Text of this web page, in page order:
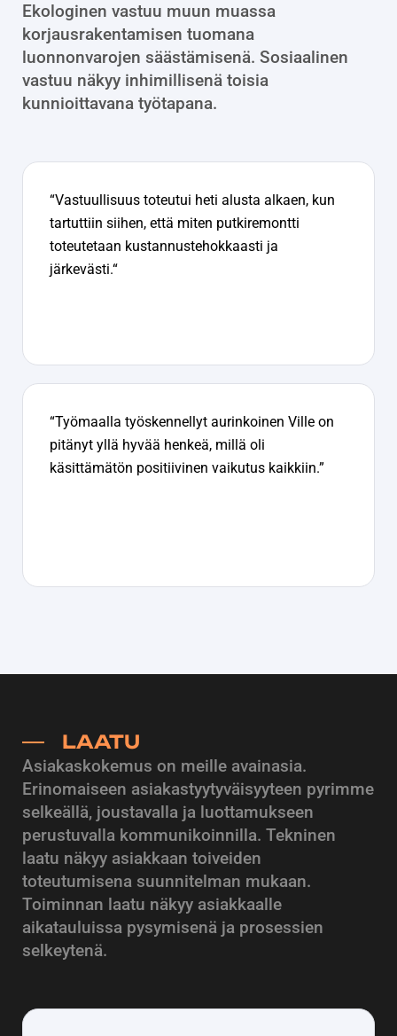
Ekologinen vastuu muun muassa
korjausrakentamisen tuomana
luonnonvarojen säästämisenä. Sosiaalinen
vastuu näkyy inhimillisenä toisia
kunnioittavana työtapana.
“Vastuullisuus toteutui heti alusta alkaen, kun
tartuttiin siihen, että miten putkiremontti
toteutetaan kustannustehokkaasti ja
järkevästi.“
“Työmaalla työskennellyt aurinkoinen Ville on
pitänyt yllä hyvää henkeä, millä oli
käsittämätön positiivinen vaikutus kaikkiin.”
LAATU
Asiakaskokemus on meille avainasia.
Erinomaiseen asiakastyytyväisyyteen pyrimme
selkeällä, joustavalla ja luottamukseen
perustuvalla kommunikoinnilla. Tekninen
laatu näkyy asiakkaan toiveiden
toteutumisena suunnitelman mukaan.
Toiminnan laatu näkyy asiakkaalle
aikatauluissa pysymisenä ja prosessien
selkeytenä.